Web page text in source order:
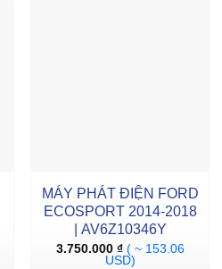
MÁY PHÁT ĐIỆN FORD
ECOSPORT 2014-2018
| AV6Z10346Y
3.750.000 ₫ ( ~ 153.06
USD)